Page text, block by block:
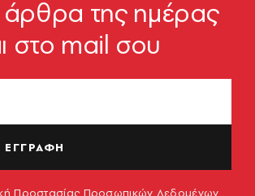
ΗΠΑ- Ελλάδας
συνοδεύτηκε από
της ημέρας
στο mail σου
ΕΓΓΡΑΦΗ
Προστασίας Προσωπικών Δεδομένων